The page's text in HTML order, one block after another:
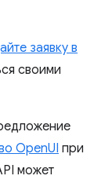
заявку в
своими
OpenUI при
может